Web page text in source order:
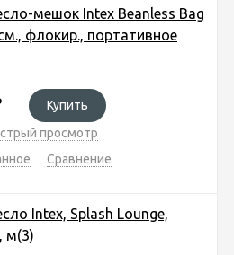
мешок Intex Beanless Bag
флокир., портативное
Купить
просмотр
Сравнение
Intex, Splash Lounge,
м(3)